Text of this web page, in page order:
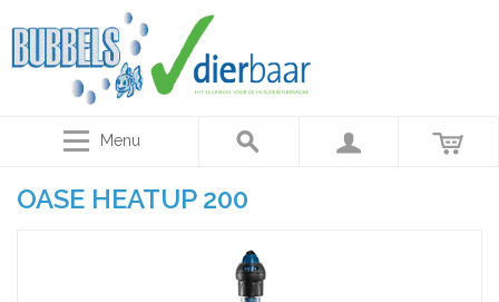
Menu
OASE HEATUP 200